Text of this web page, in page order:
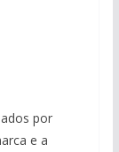
por
e a